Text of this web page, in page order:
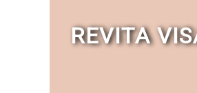
REVITA